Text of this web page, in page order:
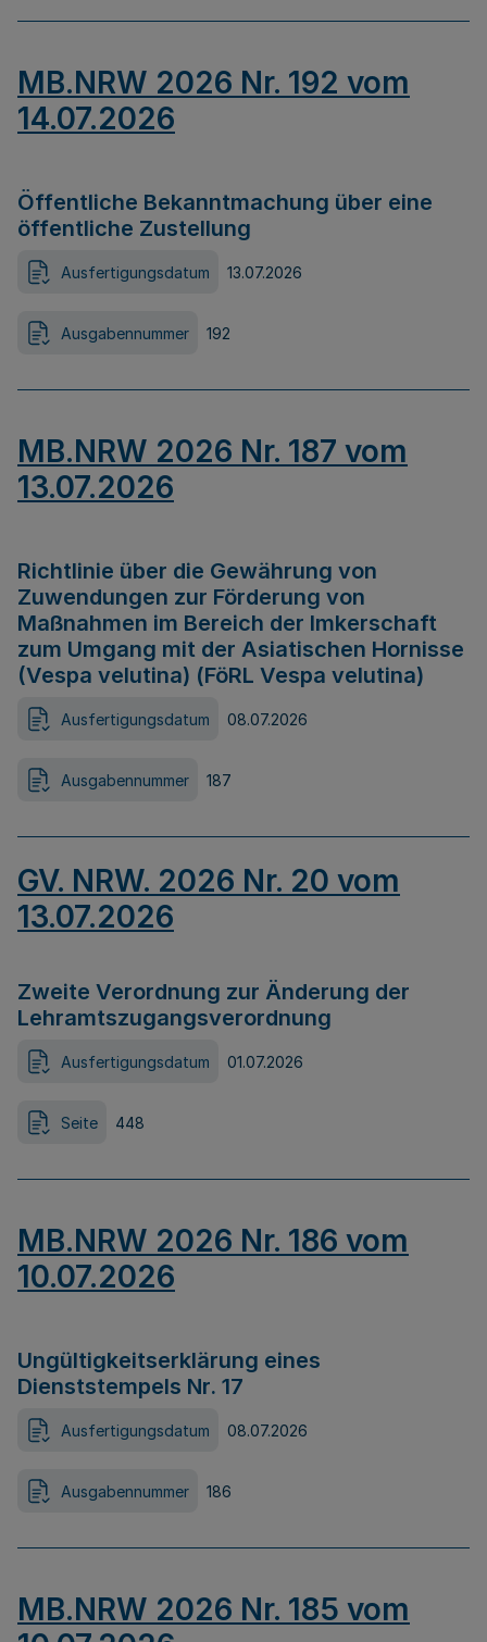
MB.NRW 2026 Nr. 192 vom
14.07.2026
Öffentliche Bekanntmachung über eine
öffentliche Zustellung
Ausfertigungsdatum 13.07.2026
Ausgabennummer 192
MB.NRW 2026 Nr. 187 vom
13.07.2026
Richtlinie über die Gewährung von
Zuwendungen zur Förderung von
Maßnahmen im Bereich der Imkerschaft
zum Umgang mit der Asiatischen Hornisse
(Vespa velutina) (FöRL Vespa velutina)
Ausfertigungsdatum 08.07.2026
Ausgabennummer 187
GV. NRW. 2026 Nr. 20 vom
13.07.2026
Zweite Verordnung zur Änderung der
Lehramtszugangsverordnung
Ausfertigungsdatum 01.07.2026
Seite 448
MB.NRW 2026 Nr. 186 vom
10.07.2026
Ungültigkeitserklärung eines
Dienststempels Nr. 17
Ausfertigungsdatum 08.07.2026
Ausgabennummer 186
MB.NRW 2026 Nr. 185 vom